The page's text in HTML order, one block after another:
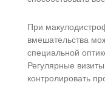
При
вмешательства
специальной
Регулярные
контролировать